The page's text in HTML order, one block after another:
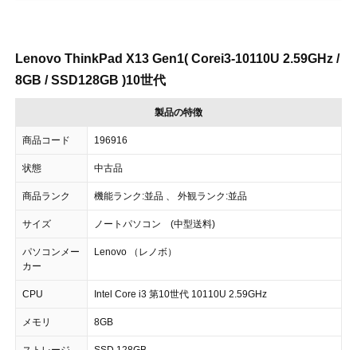
Lenovo ThinkPad X13 Gen1( Corei3-10110U 2.59GHz /
8GB / SSD128GB )10世代
製品の特徴
商品コード 196916
状態 中古品
商品ランク 機能ランク:並品 、 外観ランク:並品
サイズ ノートパソコン (中型送料)
パソコンメー
カー
Lenovo （レノボ）
CPU Intel Core i3 第10世代 10110U 2.59GHz
メモリ 8GB